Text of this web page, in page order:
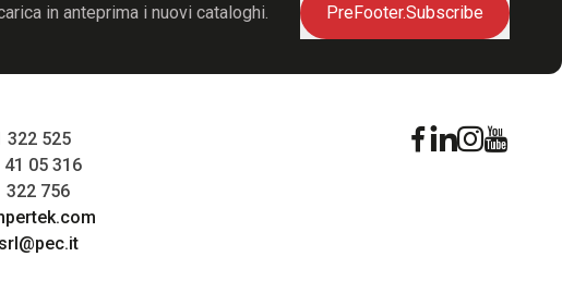
in anteprima i nuovi cataloghi. PreFooter.Subscribe
322 525
05 316
322 756